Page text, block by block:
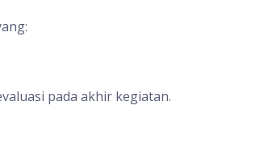
pada akhir kegiatan.